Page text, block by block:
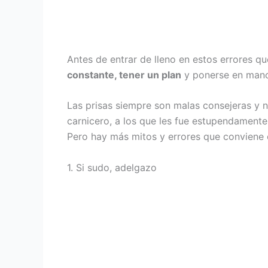
Antes de entrar de lleno en estos errores
constante, tener un plan y ponerse en
Las prisas siempre son malas consejeras
carnicero, a los que les fue estupendamente
Pero hay más mitos y errores que
1. Si sudo, adelgazo